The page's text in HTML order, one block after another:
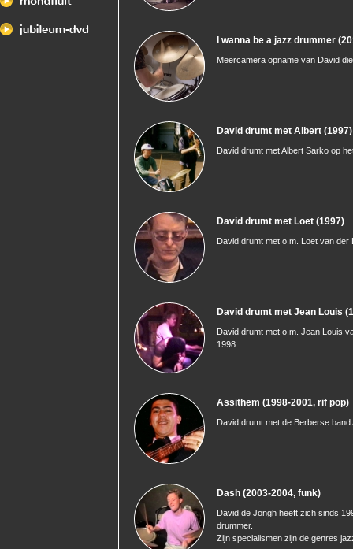
I wanna be a jazz drummer
Meercamera opname van David
David drumt met Albert (1997)
David drumt met Albert Sarko op
David drumt met Loet (1997)
David drumt met o.m. Loet van
David drumt met Jean Louis
David drumt met o.m. Jean Louis
1998
Assithem (1998-2001, rif pop)
David drumt met de Berberse band
Dash (2003-2004, funk)
David de Jongh heeft zich sinds
drummer.
Zijn specialismen zijn de genres